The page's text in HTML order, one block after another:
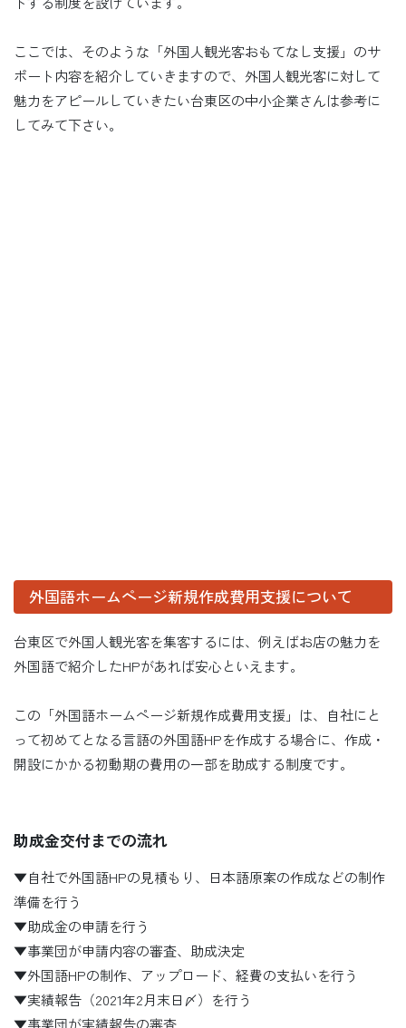
ここでは、そのような「外国人観光客おもてなし支援」のサ
ポート内容を紹介していきますので、外国人観光客に対して
魅力をアピールしていきたい台東区の中小企業さんは参考に
してみて下さい。
外国語ホームページ新規作成費用支援について
台東区で外国人観光客を集客するには、例えばお店の魅力を
外国語で紹介したHPがあれば安心といえます。
この「外国語ホームページ新規作成費用支援」は、自社にと
って初めてとなる言語の外国語HPを作成する場合に、作成・
開設にかかる初動期の費用の一部を助成する制度です。
助成金交付までの流れ
▼自社で外国語HPの見積もり、日本語原案の作成などの制作
準備を行う
▼助成金の申請を行う
▼事業団が申請内容の審査、助成決定
▼外国語HPの制作、アップロード、経費の支払いを行う
▼実績報告（2021年2月末日〆）を行う
▼事業団が実績報告の審査